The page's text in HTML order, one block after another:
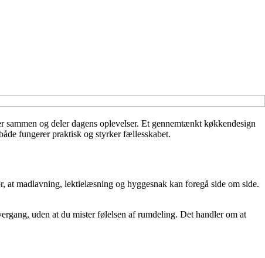
og deler dagens oplevelser. Et gennemtænkt køkkendesign
fungerer praktisk og styrker fællesskabet.
madlavning, lektielæsning og hyggesnak kan foregå side om side.
uden at du mister følelsen af rumdeling. Det handler om at